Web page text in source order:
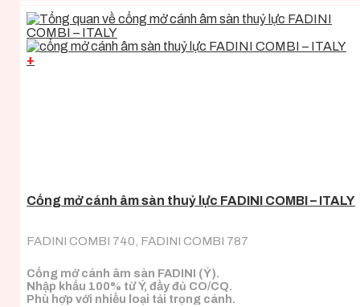
+
Cổng mở cánh âm sàn thuỷ lực FADINI COMBI – ITALY
FADINI COMBI 740, FADINI COMBI 787
Cổng mở cánh âm sàn FADINI (Ý).
Nhập khẩu 100% từ Ý, đầy đủ CO/CQ.
Phù hợp với nhiều loại tải trọng cánh.